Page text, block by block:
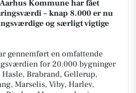
Kommune har fået
– knap 8.000 er nu
og særligt vigtige
gennemført en omfattende
for 20.000 bygninger
Brabrand, Gellerup,
Marselis, Viby, Harlev,